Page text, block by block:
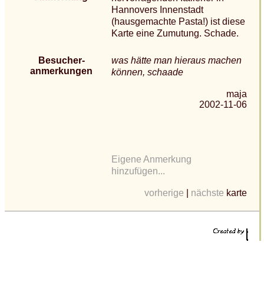
Hannovers Innenstadt
(hausgemachte Pasta!) ist diese
Karte eine Zumutung. Schade.
Besucher-
anmerkungen
was hätte man hieraus machen
können, schaade
maja
2002-11-06
Eigene Anmerkung
hinzufügen...
vorherige nächste karte